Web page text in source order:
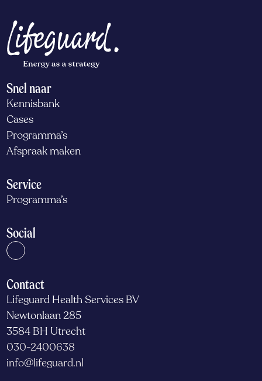
Snel naar
Kennisbank
Cases
Programma’s
Afspraak maken
Service
Programma’s
Social
Contact
Lifeguard Health Services BV
Newtonlaan 285
3584 BH Utrecht
030-2400638
info@lifeguard.nl